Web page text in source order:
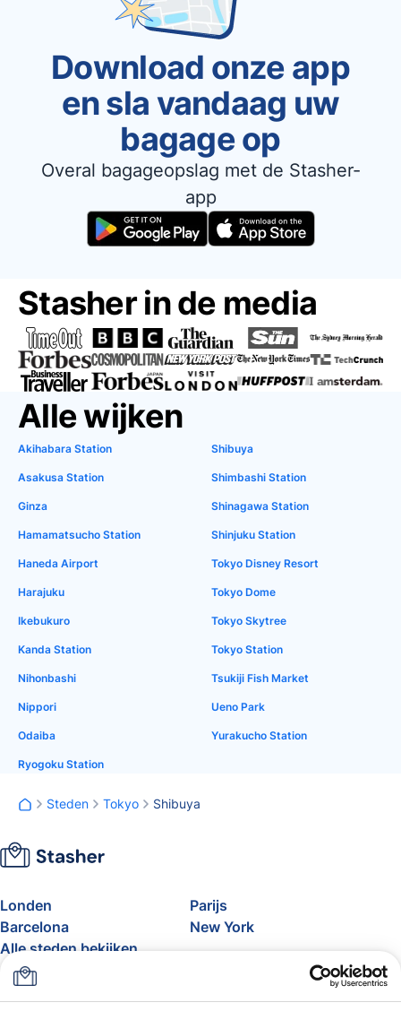
Download onze app
en sla vandaag uw
bagage op
Overal bagageopslag met de Stasher-
app
Stasher in de media
Alle wijken
Akihabara Station
Asakusa Station
Ginza
Hamamatsucho Station
Haneda Airport
Harajuku
Ikebukuro
Kanda Station
Nihonbashi
Nippori
Odaiba
Ryogoku Station
Shibuya
Shimbashi Station
Shinagawa Station
Shinjuku Station
Tokyo Disney Resort
Tokyo Dome
Tokyo Skytree
Tokyo Station
Tsukiji Fish Market
Ueno Park
Yurakucho Station
Steden Tokyo Shibuya
Londen
Parijs
Barcelona
New York
Alle steden bekijken
Over
Prijzen